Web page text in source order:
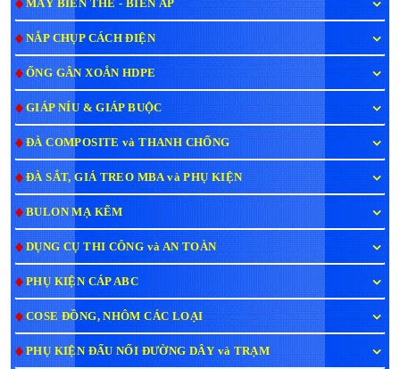
MÁY BIẾN THẾ - BIẾN ÁP
NẮP CHỤP CÁCH ĐIỆN
ỐNG GÂN XOẮN HDPE
GIÁP NÍU & GIÁP BUỘC
ĐÀ COMPOSITE và THANH CHỐNG
ĐÀ SẮT, GIÁ TREO MBA và PHỤ KIỆN
BULON MẠ KẼM
DỤNG CỤ THI CÔNG và AN TOÀN
PHỤ KIỆN CÁP ABC
COSE ĐỒNG, NHÔM CÁC LOẠI
PHỤ KIỆN ĐẤU NỐI ĐƯỜNG DÂY và TRẠM